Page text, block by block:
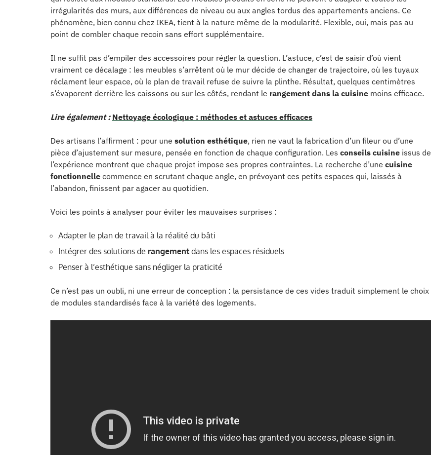
irrégularités des murs, aux différences de niveau ou aux angles tordus des appartements anciens. Ce
phénomène, bien connu chez IKEA, tient à la nature même de la modularité. Flexible, oui, mais pas au
point de combler chaque recoin sans effort supplémentaire.
Il ne suffit pas d’empiler des accessoires pour régler la question. L’astuce, c’est de saisir d’où vient
vraiment ce décalage : les meubles s’arrêtent où le mur décide de changer de trajectoire, où les tuyaux
réclament leur espace, où le plan de travail refuse de suivre la plinthe. Résultat, quelques centimètres
s’évaporent derrière les caissons ou sur les côtés, rendant le rangement dans la cuisine moins efficace.
Lire également : Nettoyage écologique : méthodes et astuces efficaces
Des artisans l’affirment : pour une solution esthétique, rien ne vaut la fabrication d’un fileur ou d’une
pièce d’ajustement sur mesure, pensée en fonction de chaque configuration. Les conseils cuisine issus de
l’expérience montrent que chaque projet impose ses propres contraintes. La recherche d’une cuisine
fonctionnelle commence en scrutant chaque angle, en prévoyant ces petits espaces qui, laissés à
l’abandon, finissent par agacer au quotidien.
Voici les points à analyser pour éviter les mauvaises surprises :
Adapter le plan de travail à la réalité du bâti
Intégrer des solutions de rangement dans les espaces résiduels
Penser à l’esthétique sans négliger la praticité
Ce n’est pas un oubli, ni une erreur de conception : la persistance de ces vides traduit simplement le choix
de modules standardisés face à la variété des logements.